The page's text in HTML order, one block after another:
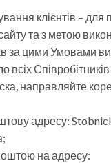
клієнтів – для
та з метою
за цими Умовами
всіх Співробітників
направляйте
адресу:
на адресу: